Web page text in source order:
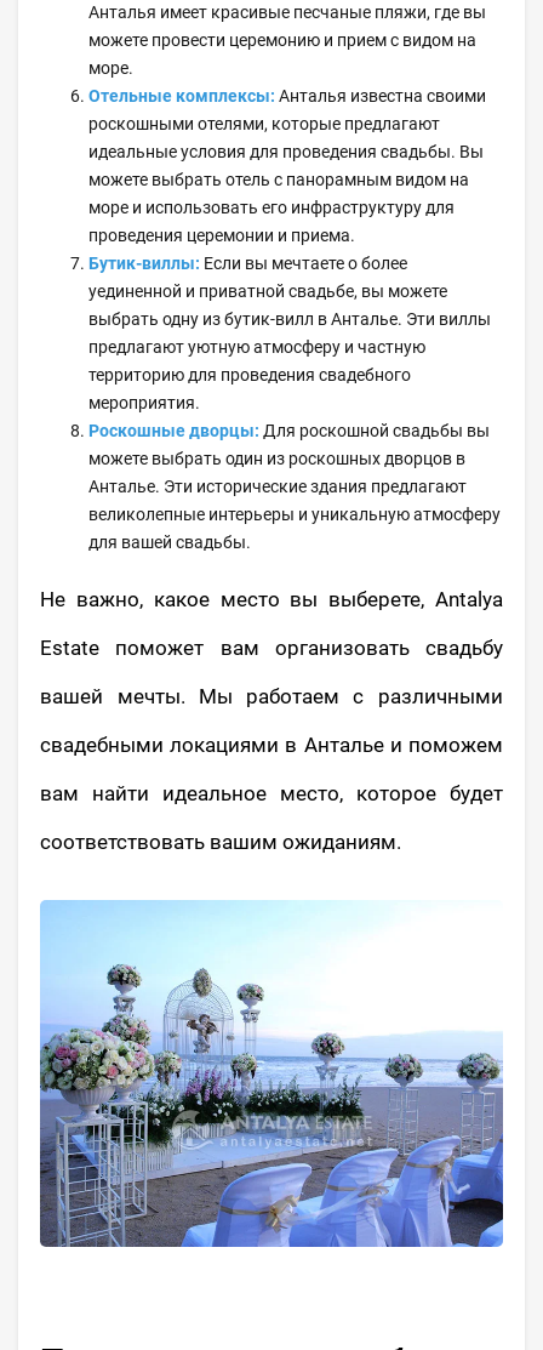
Анталья имеет красивые песчаные пляжи, где вы
можете провести церемонию и прием с видом на
море.
Отельные комплексы: Анталья известна своими
роскошными отелями, которые предлагают
идеальные условия для проведения свадьбы. Вы
можете выбрать отель с панорамным видом на
море и использовать его инфраструктуру для
проведения церемонии и приема.
Бутик-виллы: Если вы мечтаете о более
уединенной и приватной свадьбе, вы можете
выбрать одну из бутик-вилл в Анталье. Эти виллы
предлагают уютную атмосферу и частную
территорию для проведения свадебного
мероприятия.
Роскошные дворцы: Для роскошной свадьбы вы
можете выбрать один из роскошных дворцов в
Анталье. Эти исторические здания предлагают
великолепные интерьеры и уникальную атмосферу
для вашей свадьбы.
Не важно, какое место вы выберете, Antalya
Estate поможет вам организовать свадьбу
вашей мечты. Мы работаем с различными
свадебными локациями в Анталье и поможем
вам найти идеальное место, которое будет
соответствовать вашим ожиданиям.